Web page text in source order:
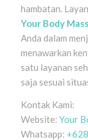
hambatan.
Your Body
Anda dalam
menawarkan
satu layanan
saja sesuai
Kontak Kami:
Website: Your
Whatsapp: